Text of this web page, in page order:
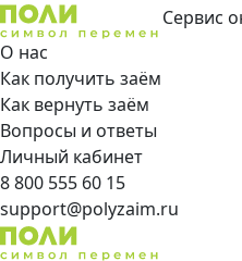
Сервис
О нас
Как получить заём
Как вернуть заём
Вопросы и ответы
Личный кабинет
8 800 555 60 15
support@polyzaim.ru